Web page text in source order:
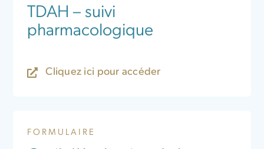
TDAH – suivi
pharmacologique
Cliquez ici pour accéder
FORMULAIRE